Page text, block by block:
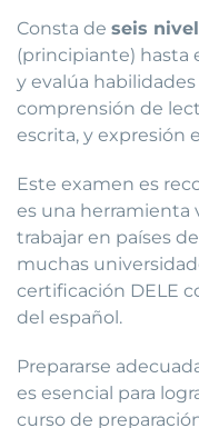
Consta de seis
(principiante) hasta
y evalúa
comprensión de
escrita, y expresión
Este examen es
es una herramienta
trabajar en países
muchas
certificación DELE
del español.
Prepararse
es esencial para
curso de